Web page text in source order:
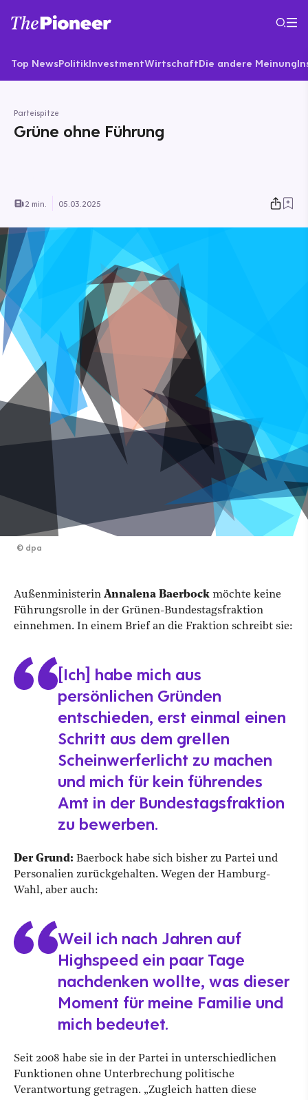
Top NewsPolitikInvestmentWirtschaftDie andere Meinung
Parteispitze
Grüne ohne Führung
2 min. 05.03.2025
© dpa
Außenministerin Annalena Baerbock möchte keine
Führungsrolle in der Grünen-Bundestagsfraktion
einnehmen. In einem Brief an die Fraktion schreibt sie:
[Ich] habe mich aus
persönlichen Gründen
entschieden, erst einmal einen
Schritt aus dem grellen
Scheinwerferlicht zu machen
und mich für kein führendes
Amt in der Bundestagsfraktion
zu bewerben.
Der Grund: Baerbock habe sich bisher zu Partei und
Personalien zurückgehalten. Wegen der Hamburg-
Wahl, aber auch:
Weil ich nach Jahren auf
Highspeed ein paar Tage
nachdenken wollte, was dieser
Moment für meine Familie und
mich bedeutet.
Seit 2008 habe sie in der Partei in unterschiedlichen
Funktionen ohne Unterbrechung politische
Verantwortung getragen. „Zugleich hatten diese